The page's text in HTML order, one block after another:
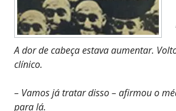
A dor de cabeça estava aumentar.
clínico.
– Vamos já tratar disso – afirmou o
para lá.